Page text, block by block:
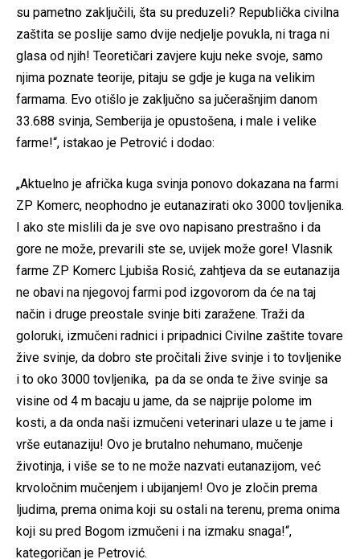
su pametno zaključili, šta su preduzeli? Republička civilna
zaštita se poslije samo dvije nedjelje povukla, ni traga ni
glasa od njih! Teoretičari zavjere kuju neke svoje, samo
njima poznate teorije, pitaju se gdje je kuga na velikim
farmama. Evo otišlo je zaključno sa jučerašnjim danom
33.688 svinja, Semberija je opustošena, i male i velike
farme!“, istakao je Petrović i dodao:
„Aktuelno je afrička kuga svinja ponovo dokazana na farmi
ZP Komerc, neophodno je eutanazirati oko 3000 tovljenika.
I ako ste mislili da je sve ovo napisano prestrašno i da
gore ne može, prevarili ste se, uvijek može gore! Vlasnik
farme ZP Komerc Ljubiša Rosić, zahtjeva da se eutanazija
ne obavi na njegovoj farmi pod izgovorom da će na taj
način i druge preostale svinje biti zaražene. Traži da
goloruki, izmučeni radnici i pripadnici Civilne zaštite tovare
žive svinje, da dobro ste pročitali žive svinje i to tovljenike
i to oko 3000 tovljenika, pa da se onda te žive svinje sa
visine od 4 m bacaju u jame, da se najprije polome im
kosti, a da onda naši izmučeni veterinari ulaze u te jame i
vrše eutanaziju! Ovo je brutalno nehumano, mučenje
životinja, i više se to ne može nazvati eutanazijom, već
krvoločnim mučenjem i ubijanjem! Ovo je zločin prema
ljudima, prema onima koji su ostali na terenu, prema onima
koji su pred Bogom izmučeni i na izmaku snaga!“,
kategoričan je Petrović.